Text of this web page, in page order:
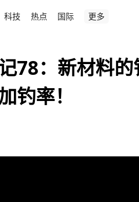
科技 热点 国际 更多
78：新材料
钓率！